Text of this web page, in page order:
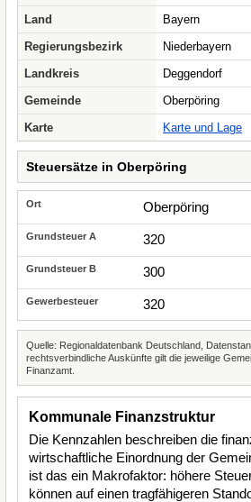
Land
Bayern
Regierungsbezirk
Niederbayern
Landkreis
Deggendorf
Gemeinde
Oberpöring
Karte
Karte und Lage
Steuersätze in Oberpöring
Oberpöring
320
300
320
Quelle: Regionaldatenbank Deutschland,
rechtsverbindliche Auskünfte gilt die jeweilige
Finanzamt.
Kommunale Finanzstruktur
Die Kennzahlen beschreiben die
wirtschaftliche Einordnung der
ist das ein Makrofaktor: höhere
können auf einen tragfähigeren